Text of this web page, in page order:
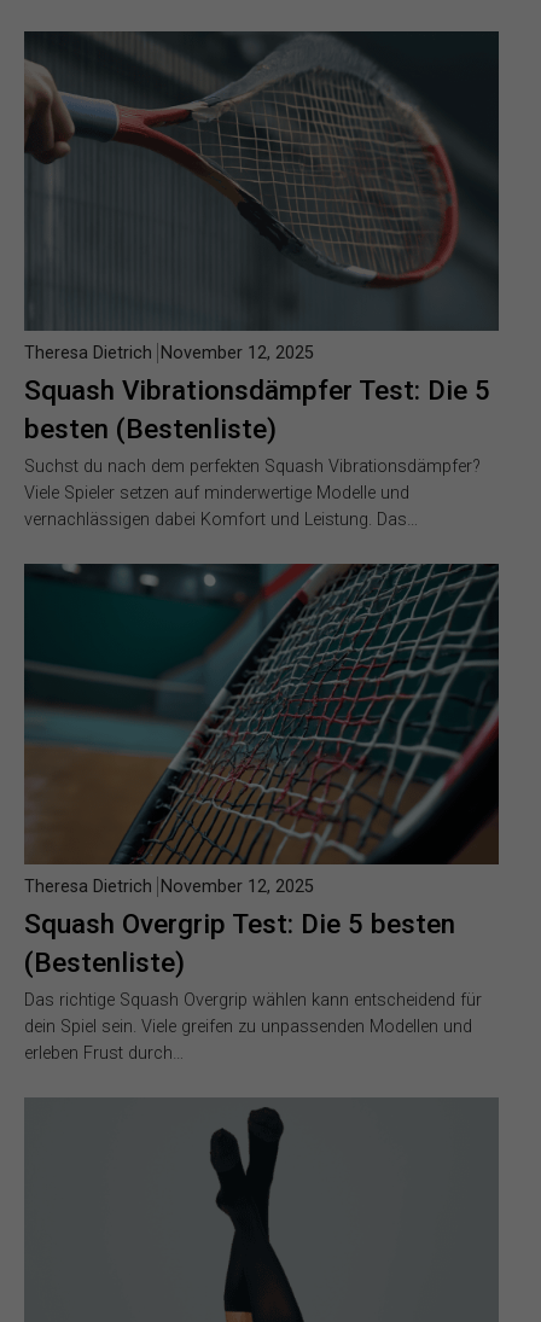
Squash Vibrationsdämpfer Test: Die 5
besten (Bestenliste)
Theresa Dietrich November 12, 2025
Suchst du nach dem perfekten Squash Vibrationsdämpfer?
Viele Spieler setzen auf minderwertige Modelle und
vernachlässigen dabei Komfort und Leistung. Das…
Squash Overgrip Test: Die 5 besten
(Bestenliste)
Theresa Dietrich November 12, 2025
Das richtige Squash Overgrip wählen kann entscheidend für
dein Spiel sein. Viele greifen zu unpassenden Modellen und
erleben Frust durch…